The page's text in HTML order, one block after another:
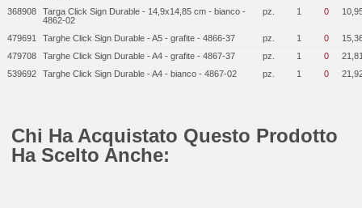
368908
Targa Click Sign Durable - 14,9x14,85 cm - bianco -
4862-02
pz. 1 0
479691 Targhe Click Sign Durable - A5 - grafite - 4866-37 pz. 1 0
479708
Targhe Click Sign Durable - A4 - grafite - 4867-37 pz. 1 0
539692
Targhe Click Sign Durable - A4 - bianco - 4867-02 pz. 1 0
Chi Ha Acquistato Questo Prodotto
Ha Scelto Anche: